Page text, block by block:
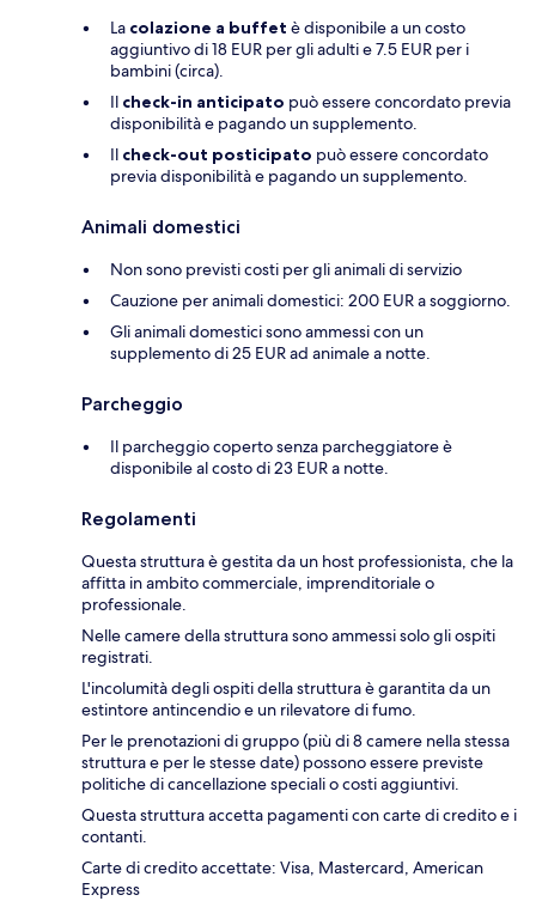
La colazione a buffet è disponibile a un costo
aggiuntivo di 18 EUR per gli adulti e 7.5 EUR per i
bambini (circa).
Il check-in anticipato può essere concordato previa
disponibilità e pagando un supplemento.
Il check-out posticipato può essere concordato
previa disponibilità e pagando un supplemento.
Animali domestici
Non sono previsti costi per gli animali di servizio
Cauzione per animali domestici: 200 EUR a soggiorno.
Gli animali domestici sono ammessi con un
supplemento di 25 EUR ad animale a notte.
Parcheggio
Il parcheggio coperto senza parcheggiatore è
disponibile al costo di 23 EUR a notte.
Regolamenti
Questa struttura è gestita da un host professionista, che la
affitta in ambito commerciale, imprenditoriale o
professionale.
Nelle camere della struttura sono ammessi solo gli ospiti
registrati.
L'incolumità degli ospiti della struttura è garantita da un
estintore antincendio e un rilevatore di fumo.
Per le prenotazioni di gruppo (più di 8 camere nella stessa
struttura e per le stesse date) possono essere previste
politiche di cancellazione speciali o costi aggiuntivi.
Questa struttura accetta pagamenti con carte di credito e i
contanti.
Carte di credito accettate: Visa, Mastercard, American
Express